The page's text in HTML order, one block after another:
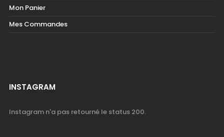
Mon Panier
Mes Commandes
INSTAGRAM
Instagram n'a pas retourné le status 200.